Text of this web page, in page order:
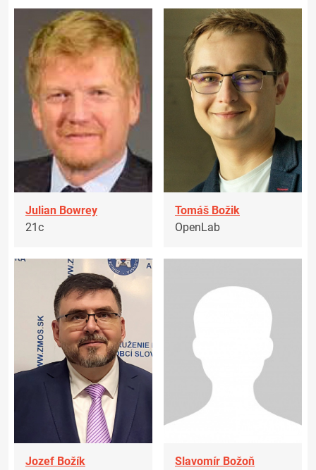
Julian Bowrey
21c
Tomáš Božik
OpenLab
Jozef Božík
Slavomír Božoň